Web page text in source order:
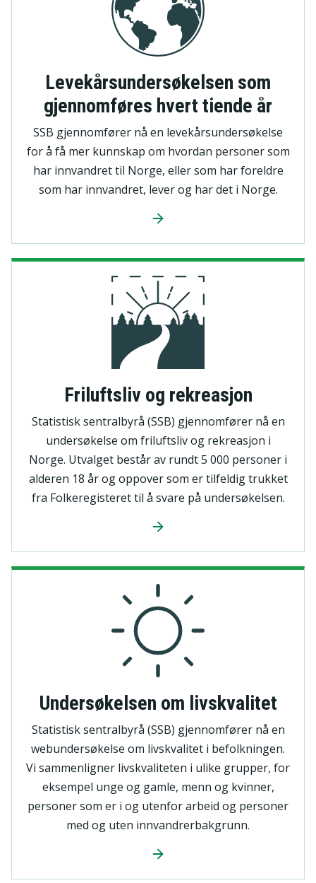
Levekårsundersøkelsen som
gjennomføres hvert tiende år
SSB gjennomfører nå en levekårsundersøkelse
for å få mer kunnskap om hvordan personer som
har innvandret til Norge, eller som har foreldre
som har innvandret, lever og har det i Norge.
Friluftsliv og rekreasjon
Statistisk sentralbyrå (SSB) gjennomfører nå en
undersøkelse om friluftsliv og rekreasjon i
Norge. Utvalget består av rundt 5 000 personer i
alderen 18 år og oppover som er tilfeldig trukket
fra Folkeregisteret til å svare på undersøkelsen.
Undersøkelsen om livskvalitet
Statistisk sentralbyrå (SSB) gjennomfører nå en
webundersøkelse om livskvalitet i befolkningen.
Vi sammenligner livskvaliteten i ulike grupper, for
eksempel unge og gamle, menn og kvinner,
personer som er i og utenfor arbeid og personer
med og uten innvandrerbakgrunn.